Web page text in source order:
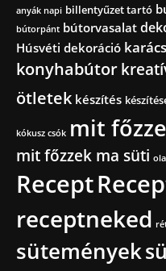
anyák napi billentyűzet tartó
bútorpánt bútorvasalat
Húsvéti dekoráció
konyhabútor
ötletek készítés
kókusz csók mit
mit főzzek ma süti
Recept
receptneked
sütemények